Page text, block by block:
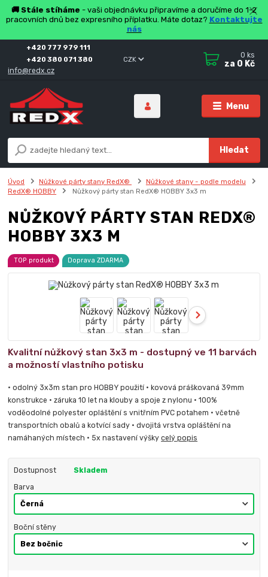
🚚 Stále stíháme - vaši objednávku připravíme a doručíme do 1-2
pracovních dnů bez expresního příplatku. Máte dotaz? Kontaktujte
nás
Menu
CZK
Hledat
+420 777 979 111
+420 380 071 380
info@redx.cz
0 ks
za 0 Kč
Úvod Nůžkové párty stany RedX®
Nůžkové stany - podle modelu
RedX® HOBBY
Nůžkový párty stan RedX® HOBBY 3x3 m
NŮŽKOVÝ PÁRTY STAN REDX®
HOBBY 3X3 M
TOP produkt Doprava ZDARMA
Kvalitní nůžkový stan 3x3 m - dostupný ve 11 barvách
a možností vlastního potisku
• odolný 3x3m stan pro HOBBY použití • kovová práškovaná 39mm
konstrukce • záruka 10 let na klouby a spoje z nylonu • 100%
voděodolné polyester opláštění s vnitřním PVC potahem • včetně
transportních obalů a kotvící sady • dvojitá vrstva opláštění na
namáhaných místech • 5x nastavení výškycelý popis
Dostupnost Skladem
Barva
Boční stěny